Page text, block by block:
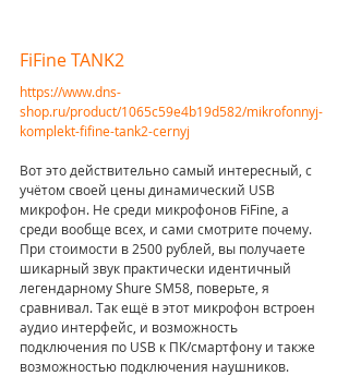
FiFine TANK2
https://www.dns-
shop.ru/product/1065c59e4b19d582/mikrofonnyj-
komplekt-fifine-tank2-cernyj
Вот это действительно самый интересный, с
учётом своей цены динамический USB
микрофон. Не среди микрофонов FiFine, а
среди вообще всех, и сами смотрите почему.
При стоимости в 2500 рублей, вы получаете
шикарный звук практически идентичный
легендарному Shure SM58, поверьте, я
сравнивал. Так ещё в этот микрофон встроен
аудио интерфейс, и возможность
подключения по USB к ПК/смартфону и также
возможностью подключения наушников.